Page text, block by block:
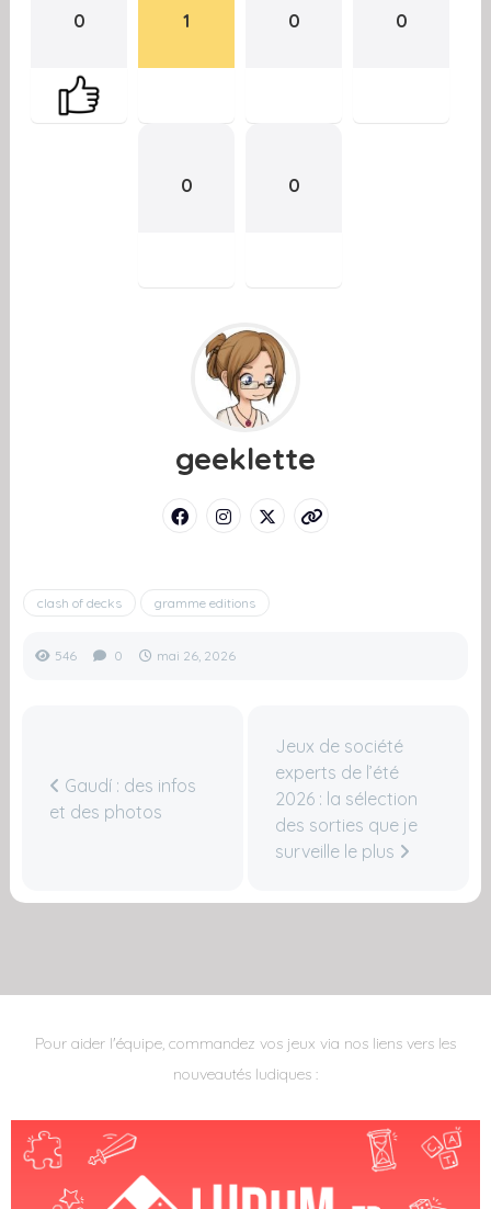
0 1 0 0
0 0
geeklette
clash of decks gramme editions
546 0 mai 26, 2026
Gaudí : des infos
et des photos
Jeux de société
experts de l’été
2026 : la sélection
des sorties que je
surveille le plus
Pour aider l'équipe, commandez vos jeux via nos liens vers les
nouveautés ludiques :